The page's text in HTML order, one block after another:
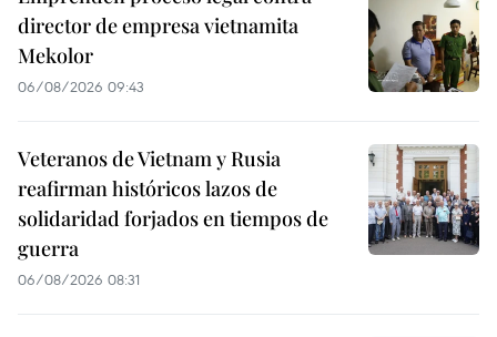
director de empresa vietnamita
Mekolor
06/08/2026 09:43
Veteranos de Vietnam y Rusia
reafirman históricos lazos de
solidaridad forjados en tiempos de
guerra
06/08/2026 08:31